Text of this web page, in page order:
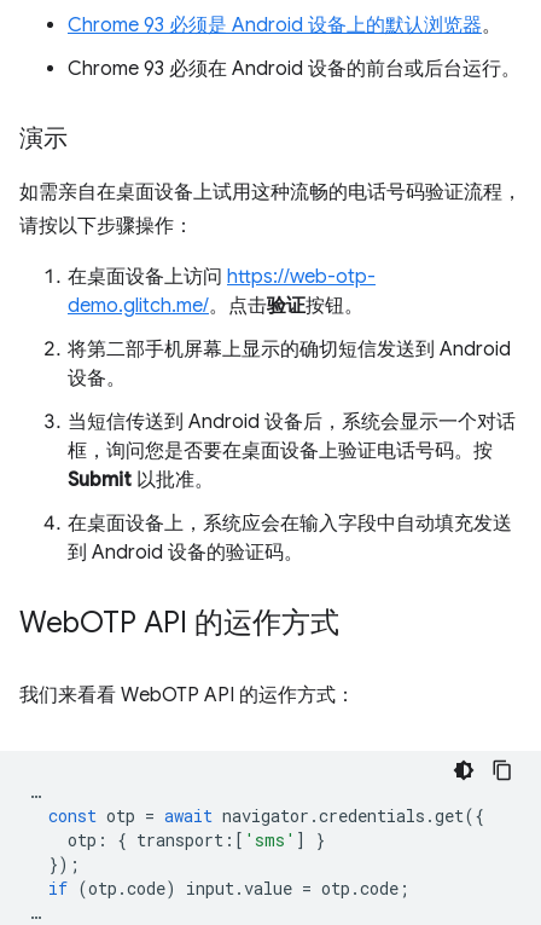
Chrome 93 必须是 Android 设备上的默认浏览器。
Chrome 93 必须在 Android 设备的前台或后台运行。
演示
如需亲自在桌面设备上试用这种流畅的电话号码验证流程，
请按以下步骤操作：
在桌面设备上访问 https://web-otp-
demo.glitch.me/。点击验证按钮。
将第二部手机屏幕上显示的确切短信发送到 Android
设备。
当短信传送到 Android 设备后，系统会显示一个对话
框，询问您是否要在桌面设备上验证电话号码。按
Submit 以批准。
在桌面设备上，系统应会在输入字段中自动填充发送
到 Android 设备的验证码。
WebOTP API 的运作方式
我们来看看 WebOTP API 的运作方式：
…
const otp = await navigator .credentials .get({
otp : { transport : [ 'sms' ]
}
});
if (otp .code) input .value = otp .code ;
…